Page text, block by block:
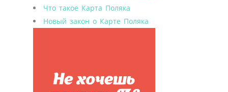
Что такое Карта Поляка
Новый закон о Карте Поляка